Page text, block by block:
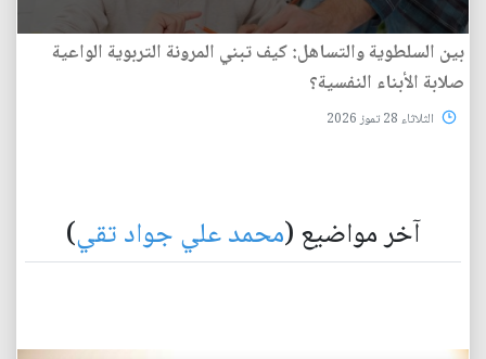
بين السلطوية والتساهل: كيف تبني المرونة التربوية الواعية
صلابة الأبناء النفسية؟
الثلاثاء 28 تموز 2026
آخر مواضيع (محمد علي جواد تقي)